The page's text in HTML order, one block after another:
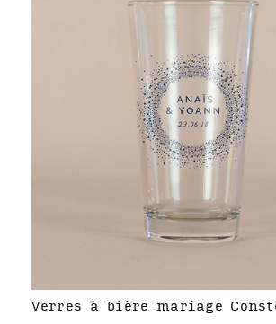
Verres à bière mariage